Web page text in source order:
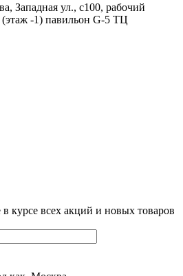
Западная ул., с100, рабочий
-1) павильон G-5 ТЦ
курсе всех акций и новых товаров